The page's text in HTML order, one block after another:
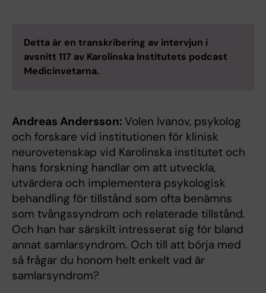
Detta är en transkribering av intervjun i
avsnitt 117 av Karolinska Institutets podcast
Medicinvetarna.
Andreas Andersson: Volen Ivanov, psykolog
och forskare vid institutionen för klinisk
neurovetenskap vid Karolinska institutet och
hans forskning handlar om att utveckla,
utvärdera och implementera psykologisk
behandling för tillstånd som ofta benämns
som tvångssyndrom och relaterade tillstånd.
Och han har särskilt intresserat sig för bland
annat samlarsyndrom. Och till att börja med
så frågar du honom helt enkelt vad är
samlarsyndrom?